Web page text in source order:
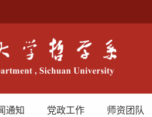
通知 党政工作 师资团队